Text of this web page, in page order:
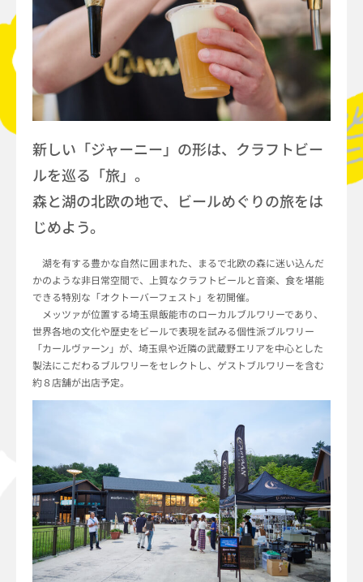
新しい「ジャーニー」の形は、クラフトビー
ルを巡る「旅」。
森と湖の北欧の地で、ビールめぐりの旅をは
じめよう。
湖を有する豊かな自然に囲まれた、まるで北欧の森に迷い込んだ
かのような非日常空間で、上質なクラフトビールと音楽、食を堪能
できる特別な「オクトーバーフェスト」を初開催。
メッツァが位置する埼玉県飯能市のローカルブルワリーであり、
世界各地の文化や歴史をビールで表現を試みる個性派ブルワリー
「カールヴァーン」が、埼玉県や近隣の武蔵野エリアを中心とした
製法にこだわるブルワリーをセレクトし、ゲストブルワリーを含む
約８店舗が出店予定。